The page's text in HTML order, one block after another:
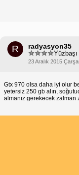
R radyasyon35
Yüzbaşı
23 Aralık 2015
Gtx 970 olsa daha iyi olur
yetersiz 250 gb alın,
almanız gerekecek